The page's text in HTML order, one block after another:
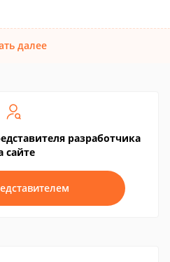
далее
разработчика
сайте